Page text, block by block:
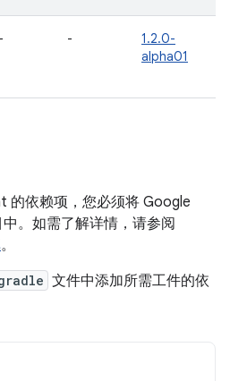
- -
1.2.0-
alpha01
的依赖项，您必须将 Google
。如需了解详情，请参阅
。
文件中添加所需工件的依